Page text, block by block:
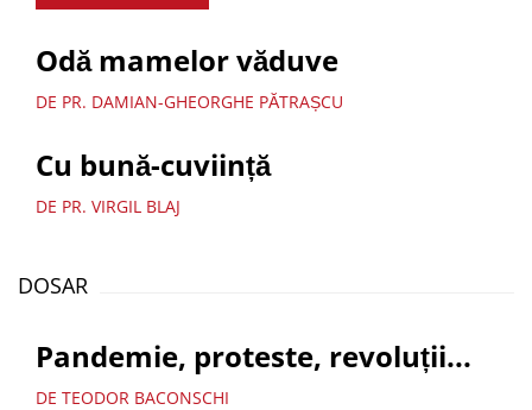
Odă mamelor văduve
DE PR. DAMIAN-GHEORGHE PĂTRAȘCU
Cu bună-cuviință
DE PR. VIRGIL BLAJ
DOSAR
Pandemie, proteste, revoluții...
DE TEODOR BACONSCHI